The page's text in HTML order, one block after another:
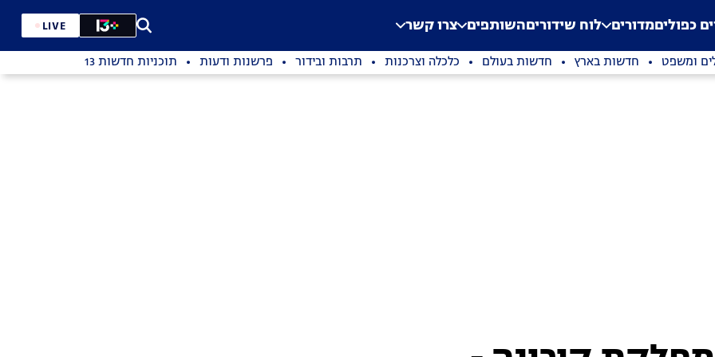
Application error: a
. כפוליםמדורים לוח שידוריםהשותפים צרו קשר LIVE
ומשפט חדשות בארץ חדשות בעולם כלכלה וצרכנות תרבות ובידור פרשנות ודעות תוכניות חדשות 13